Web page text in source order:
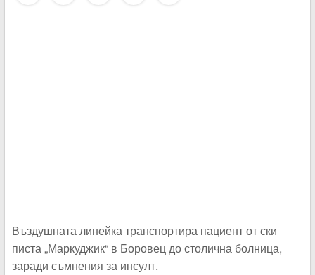
Въздушната линейка транспортира пациент от ски
писта „Маркуджик“ в Боровец до столична болница,
заради съмнения за инсулт.